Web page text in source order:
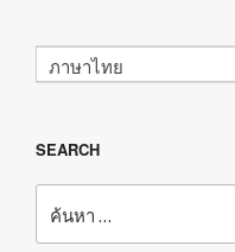
ภาษาไทย
SEARCH